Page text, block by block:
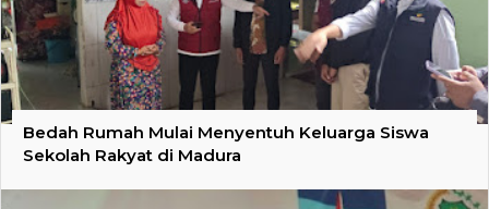
Bedah Rumah Mulai Menyentuh Keluarga Siswa
Sekolah Rakyat di Madura